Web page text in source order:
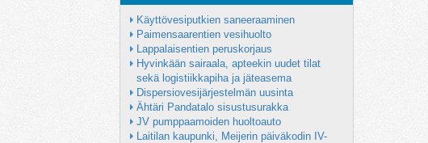
Käyttövesiputkien saneeraaminen
Paimensaarentien vesihuolto
Lappalaisentien peruskorjaus
Hyvinkään sairaala, apteekin uudet tilat
sekä logistiikkapiha ja jäteasema
Dispersiovesijärjestelmän uusinta
Ähtäri Pandatalo sisustusurakka
JV pumppaamoiden huoltoauto
Laitilan kaupunki, Meijerin päiväkodin IV-